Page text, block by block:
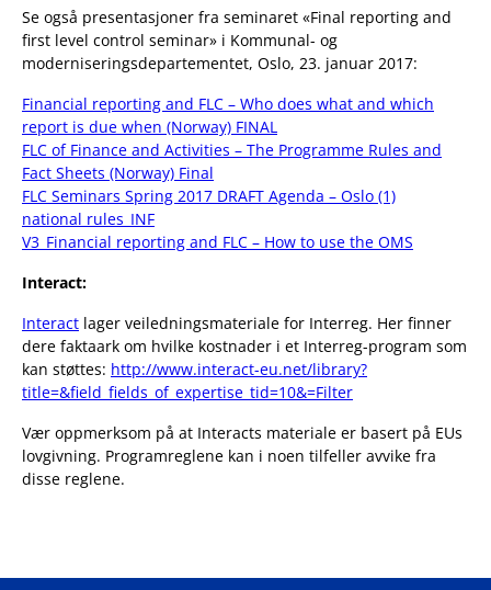
Se også presentasjoner fra seminaret «Final reporting and
first level control seminar» i Kommunal- og
moderniseringsdepartementet, Oslo, 23. januar 2017:
Financial reporting and FLC – Who does what and which
report is due when (Norway) FINAL
FLC of Finance and Activities – The Programme Rules and
Fact Sheets (Norway) Final
FLC Seminars Spring 2017 DRAFT Agenda – Oslo (1)
national rules_INF
V3_Financial reporting and FLC – How to use the OMS
Interact:
Interact lager veiledningsmateriale for Interreg. Her finner
dere faktaark om hvilke kostnader i et Interreg-program som
kan støttes: http://www.interact-eu.net/library?
title=&field_fields_of_expertise_tid=10&=Filter
Vær oppmerksom på at Interacts materiale er basert på EUs
lovgivning. Programreglene kan i noen tilfeller avvike fra
disse reglene.